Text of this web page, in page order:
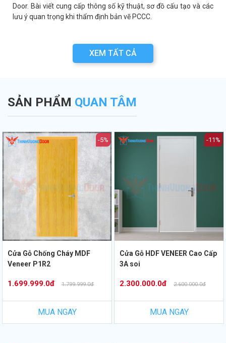
Door. Bài viết cung cấp thông số kỹ thuật, sơ đồ cấu tạo và các
lưu ý quan trọng khi thẩm định bản vẽ PCCC.
XEM TẤT CẢ
SẢN PHẨM QUAN TÂM
-5%
Cửa Gỗ Chống Cháy MDF
Veneer P1R2
1.699.999.0đ 1.799.999.0đ
MUA NGAY
-11%
Cửa Gỗ HDF VENEER Cao Cấp
3A soi
2.300.000.0đ 2.600.000.0đ
MUA NGAY